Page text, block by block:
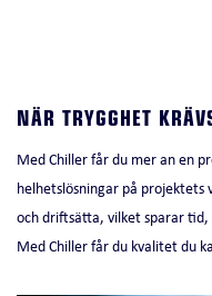
NÄR TRYGGHET
Med Chiller får du mer an en
helhetslösningar på projektets
och driftsätta, vilket sparar tid,
Med Chiller får du kvalitet du